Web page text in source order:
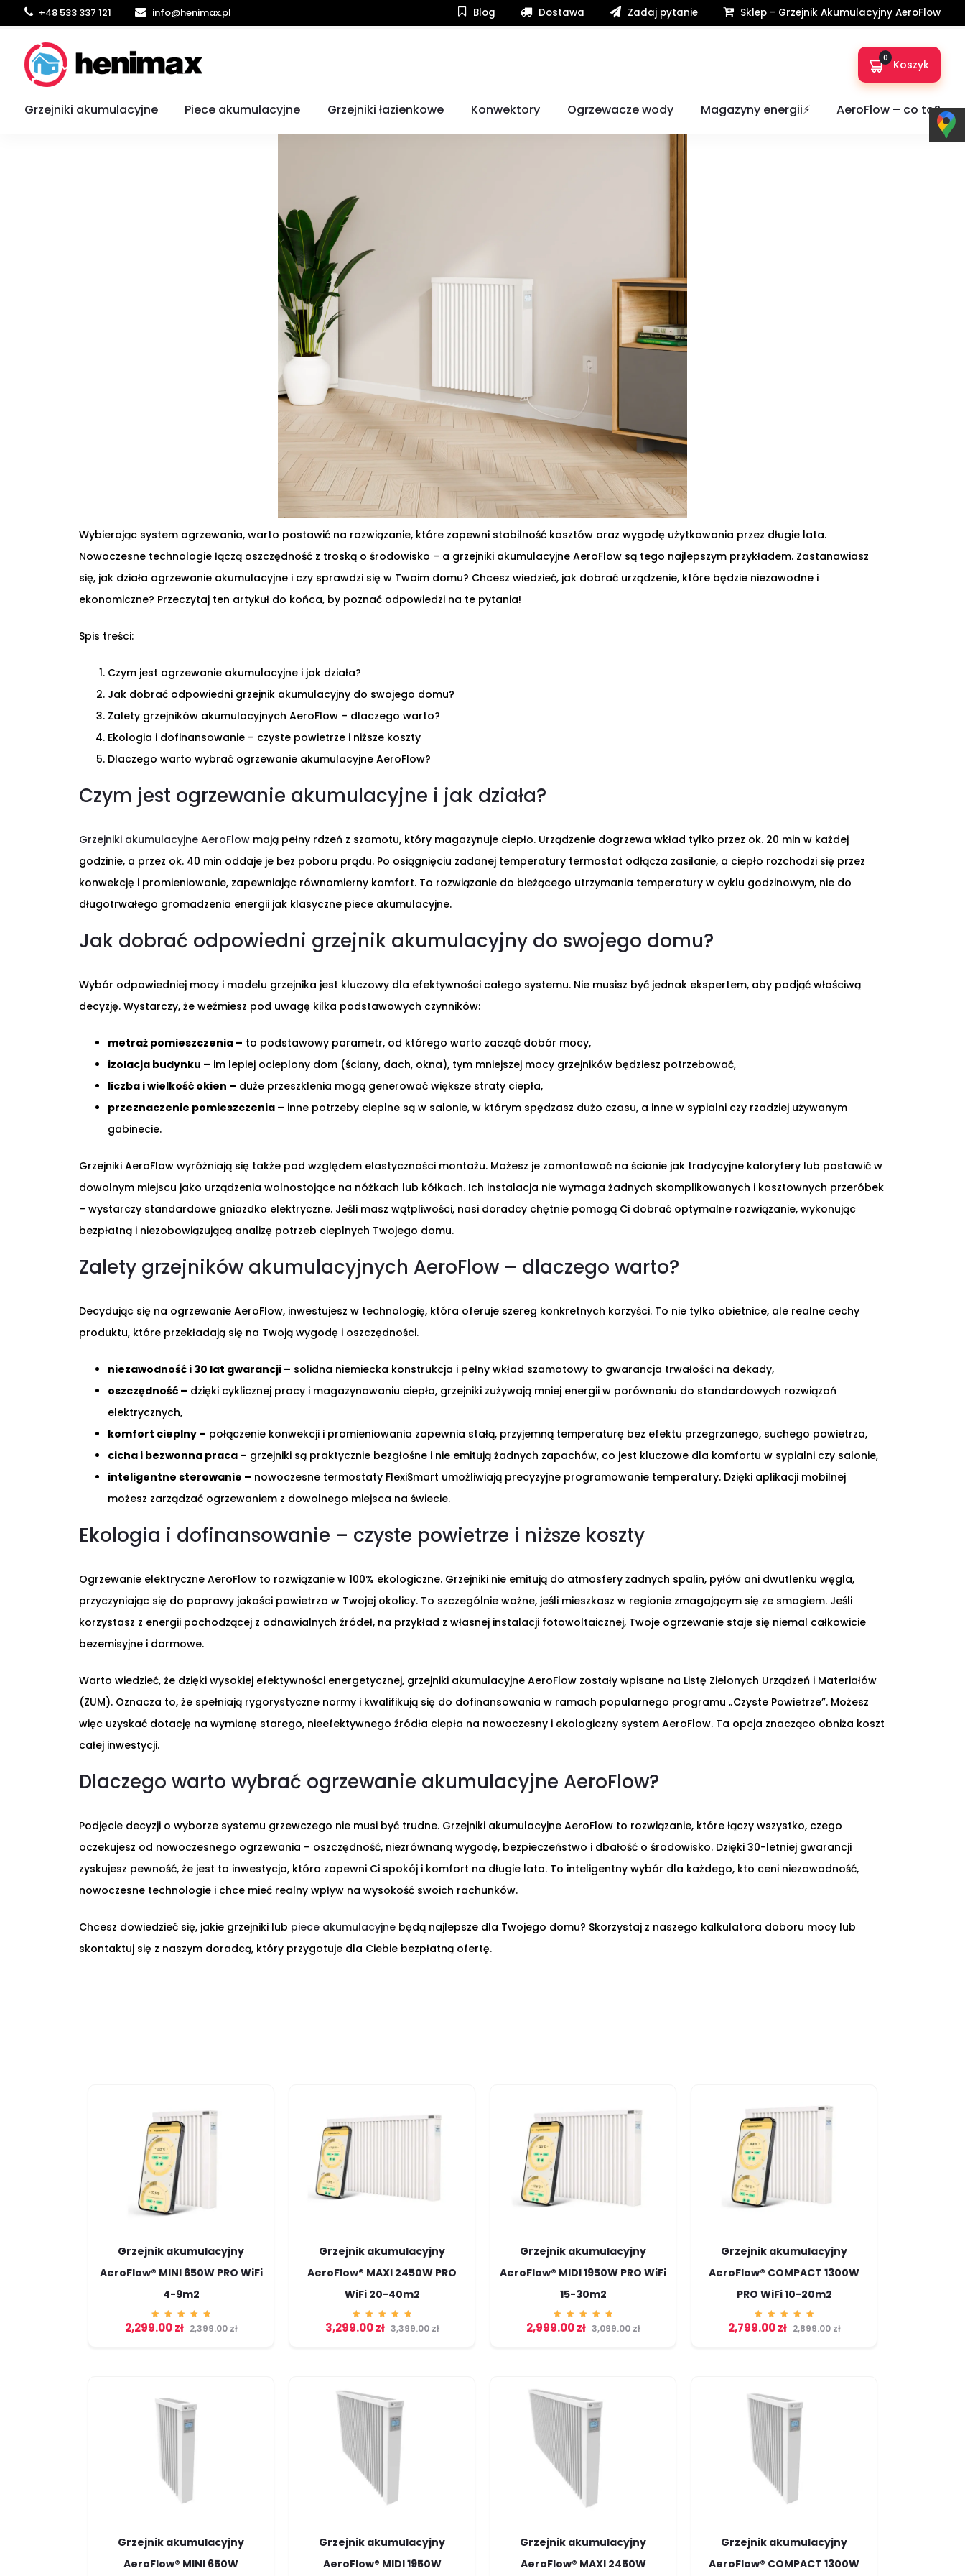
+48 533 337 121 info@henimax.pl Blog Dostawa Zadaj pytanie Sklep - Grzejnik Akumulacyjny AeroFlow
0 Koszyk
Grzejniki akumulacyjne Piece akumulacyjne Grzejniki łazienkowe Konwektory Ogrzewacze wody Magazyny energii⚡️ AeroFlow – co to?
Jak dobrać ogrzewanie akumulacyjne? Jak dobrać ogrzewanie akumulacyjne?
Wybierając system ogrzewania, warto postawić na rozwiązanie, które zapewni stabilność kosztów oraz wygodę użytkowania przez długie lata.
Nowoczesne technologie łączą oszczędność z troską o środowisko – a grzejniki akumulacyjne AeroFlow są tego najlepszym przykładem. Zastanawiasz
się, jak działa ogrzewanie akumulacyjne i czy sprawdzi się w Twoim domu? Chcesz wiedzieć, jak dobrać urządzenie, które będzie niezawodne i
ekonomiczne? Przeczytaj ten artykuł do końca, by poznać odpowiedzi na te pytania!
Spis treści:
Czym jest ogrzewanie akumulacyjne i jak działa?
Jak dobrać odpowiedni grzejnik akumulacyjny do swojego domu?
Zalety grzejników akumulacyjnych AeroFlow – dlaczego warto?
Ekologia i dofinansowanie – czyste powietrze i niższe koszty
Dlaczego warto wybrać ogrzewanie akumulacyjne AeroFlow?
Czym jest ogrzewanie akumulacyjne i jak działa?
Grzejniki akumulacyjne AeroFlow mają pełny rdzeń z szamotu, który magazynuje ciepło. Urządzenie dogrzewa wkład tylko przez ok. 20 min w każdej
godzinie, a przez ok. 40 min oddaje je bez poboru prądu. Po osiągnięciu zadanej temperatury termostat odłącza zasilanie, a ciepło rozchodzi się przez
konwekcję i promieniowanie, zapewniając równomierny komfort. To rozwiązanie do bieżącego utrzymania temperatury w cyklu godzinowym, nie do
długotrwałego gromadzenia energii jak klasyczne piece akumulacyjne.
Jak dobrać odpowiedni grzejnik akumulacyjny do swojego domu?
Wybór odpowiedniej mocy i modelu grzejnika jest kluczowy dla efektywności całego systemu. Nie musisz być jednak ekspertem, aby podjąć właściwą
decyzję. Wystarczy, że weźmiesz pod uwagę kilka podstawowych czynników:
metraż pomieszczenia – to podstawowy parametr, od którego warto zacząć dobór mocy,
izolacja budynku – im lepiej ocieplony dom (ściany, dach, okna), tym mniejszej mocy grzejników będziesz potrzebować,
liczba i wielkość okien – duże przeszklenia mogą generować większe straty ciepła,
przeznaczenie pomieszczenia – inne potrzeby cieplne są w salonie, w którym spędzasz dużo czasu, a inne w sypialni czy rzadziej używanym
gabinecie.
Grzejniki AeroFlow wyróżniają się także pod względem elastyczności montażu. Możesz je zamontować na ścianie jak tradycyjne kaloryfery lub postawić w
dowolnym miejscu jako urządzenia wolnostojące na nóżkach lub kółkach. Ich instalacja nie wymaga żadnych skomplikowanych i kosztownych przeróbek
– wystarczy standardowe gniazdko elektryczne. Jeśli masz wątpliwości, nasi doradcy chętnie pomogą Ci dobrać optymalne rozwiązanie, wykonując
bezpłatną i niezobowiązującą analizę potrzeb cieplnych Twojego domu.
Zalety grzejników akumulacyjnych AeroFlow – dlaczego warto?
Decydując się na ogrzewanie AeroFlow, inwestujesz w technologię, która oferuje szereg konkretnych korzyści. To nie tylko obietnice, ale realne cechy
produktu, które przekładają się na Twoją wygodę i oszczędności.
niezawodność i 30 lat gwarancji – solidna niemiecka konstrukcja i pełny wkład szamotowy to gwarancja trwałości na dekady,
oszczędność – dzięki cyklicznej pracy i magazynowaniu ciepła, grzejniki zużywają mniej energii w porównaniu do standardowych rozwiązań
elektrycznych,
komfort cieplny – połączenie konwekcji i promieniowania zapewnia stałą, przyjemną temperaturę bez efektu przegrzanego, suchego powietrza,
cicha i bezwonna praca – grzejniki są praktycznie bezgłośne i nie emitują żadnych zapachów, co jest kluczowe dla komfortu w sypialni czy salonie,
inteligentne sterowanie – nowoczesne termostaty FlexiSmart umożliwiają precyzyjne programowanie temperatury. Dzięki aplikacji mobilnej
możesz zarządzać ogrzewaniem z dowolnego miejsca na świecie.
Ekologia i dofinansowanie – czyste powietrze i niższe koszty
Ogrzewanie elektryczne AeroFlow to rozwiązanie w 100% ekologiczne. Grzejniki nie emitują do atmosfery żadnych spalin, pyłów ani dwutlenku węgla,
przyczyniając się do poprawy jakości powietrza w Twojej okolicy. To szczególnie ważne, jeśli mieszkasz w regionie zmagającym się ze smogiem. Jeśli
korzystasz z energii pochodzącej z odnawialnych źródeł, na przykład z własnej instalacji fotowoltaicznej, Twoje ogrzewanie staje się niemal całkowicie
bezemisyjne i darmowe.
Warto wiedzieć, że dzięki wysokiej efektywności energetycznej, grzejniki akumulacyjne AeroFlow zostały wpisane na Listę Zielonych Urządzeń i Materiałów
(ZUM). Oznacza to, że spełniają rygorystyczne normy i kwalifikują się do dofinansowania w ramach popularnego programu „Czyste Powietrze”. Możesz
więc uzyskać dotację na wymianę starego, nieefektywnego źródła ciepła na nowoczesny i ekologiczny system AeroFlow. Ta opcja znacząco obniża koszt
całej inwestycji.
Dlaczego warto wybrać ogrzewanie akumulacyjne AeroFlow?
Podjęcie decyzji o wyborze systemu grzewczego nie musi być trudne. Grzejniki akumulacyjne AeroFlow to rozwiązanie, które łączy wszystko, czego
oczekujesz od nowoczesnego ogrzewania – oszczędność, niezrównaną wygodę, bezpieczeństwo i dbałość o środowisko. Dzięki 30-letniej gwarancji
zyskujesz pewność, że jest to inwestycja, która zapewni Ci spokój i komfort na długie lata. To inteligentny wybór dla każdego, kto ceni niezawodność,
nowoczesne technologie i chce mieć realny wpływ na wysokość swoich rachunków.
Chcesz dowiedzieć się, jakie grzejniki lub piece akumulacyjne będą najlepsze dla Twojego domu? Skorzystaj z naszego kalkulatora doboru mocy lub
skontaktuj się z naszym doradcą, który przygotuje dla Ciebie bezpłatną ofertę.
Grzejnik akumulacyjny
AeroFlow® MINI 650W PRO WiFi
4-9m2
Ocenion
o
2,399.00zł
2,299.00zł
Grzejnik akumulacyjny
AeroFlow® MAXI 2450W PRO
WiFi 20-40m2
Ocenion
o
3,399.00zł
3,299.00zł
Grzejnik akumulacyjny
AeroFlow® MIDI 1950W PRO WiFi
15-30m2
Ocenion
o
3,099.00zł
2,999.00zł
Grzejnik akumulacyjny
AeroFlow® COMPACT 1300W
PRO WiFi 10-20m2
Ocenion
o
2,899.00zł
2,799.00zł
Grzejnik akumulacyjny
AeroFlow® MINI 650W
Grzejnik akumulacyjny
AeroFlow® MIDI 1950W
Grzejnik akumulacyjny
AeroFlow® MAXI 2450W
Grzejnik akumulacyjny
AeroFlow® COMPACT 1300W